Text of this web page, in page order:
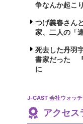
争なんか起こ
つげ義春さん
家、二人の「
死去した丹羽
書家だった
に
J-CAST 会社ウォッチ
アクセス